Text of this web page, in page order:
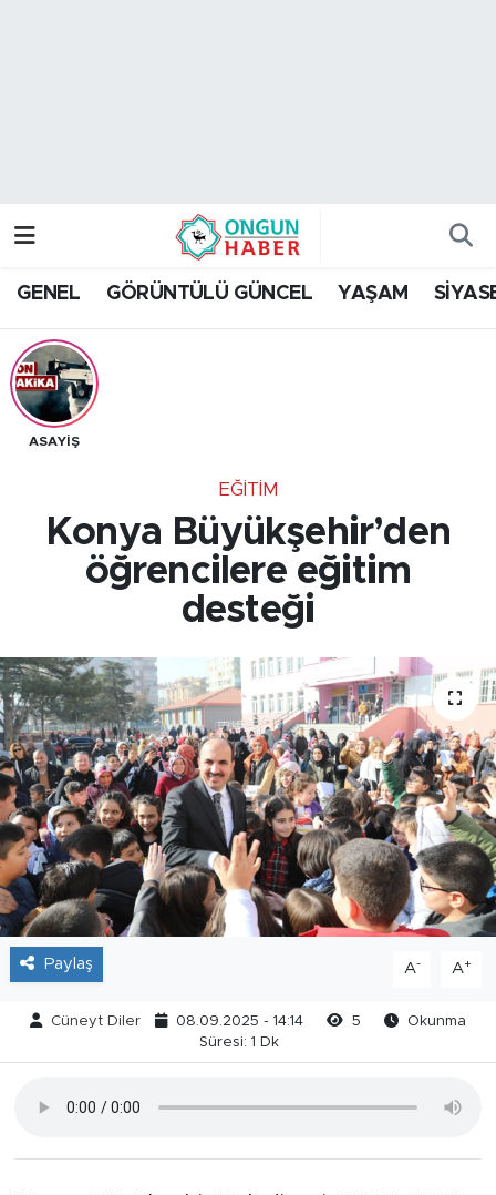
GENEL GÖRÜNTÜLÜ GÜNCEL YAŞAM
ASAYİŞ
EĞİTİM
Konya Büyükşehir’den
öğrencilere eğitim
desteği
Paylaş A- A+
Cüneyt Diler 08.09.2025 - 14:14 5
Okunma
Süresi: 1 Dk
Trafik Durumu
Tüm Manşetler
Son Dakika Haberleri